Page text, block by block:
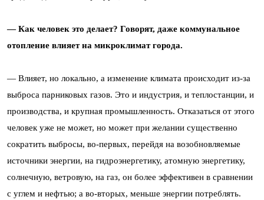
— Как человек это делает? Говорят, даже коммунальное
отопление влияет на микроклимат города.
— Влияет, но локально, а изменение климата происходит из-за
выброса парниковых газов. Это и индустрия, и теплостанции, и
производства, и крупная промышленность. Отказаться от этого
человек уже не может, но может при желании существенно
сократить выбросы, во-первых, перейдя на возобновляемые
источники энергии, на гидроэнергетику, атомную энергетику,
солнечную, ветровую, на газ, он более эффективен в сравнении
с углем и нефтью; а во-вторых, меньше энергии потреблять.